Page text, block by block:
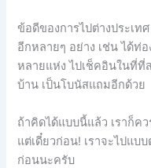
ข้อดีของการไปต่างประเท
อีกหลายๆ อย่าง เช่น ได้ท่
หลายแห่ง ไปเช็คอินในที่
บ้าน เป็นโบนัสแถมอีกด้วย
ถ้าคิดได้แบบนี้แล้ว เราก็ค
แต่เดี๋ยวก่อน! เราจะไปแบ
ก่อนนะครับ